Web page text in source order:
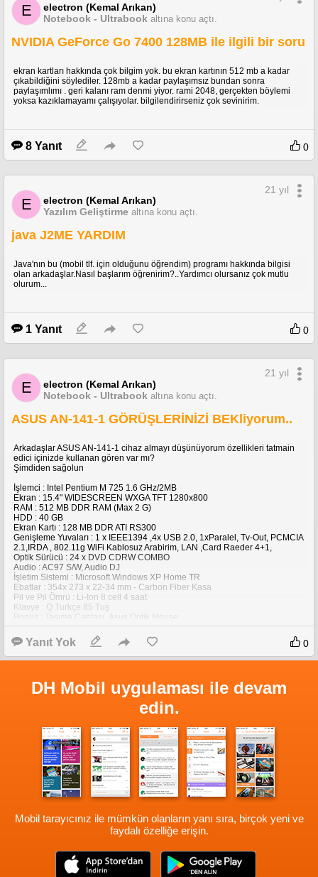
E
electron (Kemal Arıkan)
Notebook - Ultrabook altına konu açtı.
NVIDIA GeForce Go 7400 128MB ile ilgili bir soru
ekran kartları hakkında çok bilgim yok. bu ekran kartının 512 mb a kadar
çıkabildiğini söylediler. 128mb a kadar paylaşımsız bundan sonra
paylaşımlımı . geri kalanı ram denmi yiyor. rami 2048, gerçekten böylemi
yoksa kazıklamayamı çalışıyolar. bilgilendirirseniz çok sevinirim.
8 Yanıt 0
E
electron (Kemal Arıkan)
Yazılım Geliştirme altına konu açtı.
21 yıl
java J2ME YARDIM
Java'nın bu (mobil tlf. için olduğunu öğrendim) programı hakkında bilgisi
olan arkadaşlar.Nasıl başlarım öğrenirim?..Yardımcı olursanız çok mutlu
olurum...
1 Yanıt 0
E
electron (Kemal Arıkan)
Notebook - Ultrabook altına konu açtı.
21 yıl
ASUS AN-141-1 GÖRÜŞLERİNİZİ BEKliyorum..
Arkadaşlar ASUS AN-141-1 cihaz almayı düşünüyorum özellikleri tatmain
edici içinizde kullanan gören var mı?
Şimdiden sağolun
İşlemci : Intel Pentium M 725 1.6 GHz/2MB
Ekran : 15.4" WIDESCREEN WXGA TFT 1280x800
RAM : 512 MB DDR RAM (Max 2 G)
HDD : 40 GB
Ekran Kartı : 128 MB DDR ATI RS300
Genişleme Yuvaları : 1 x IEEE1394 ,4x USB 2.0, 1xParalel, Tv-Out, PCMCIA
2.1,IRDA , 802.11g WiFi Kablosuz Arabirim, LAN ,Card Raeder 4+1,
Optik Sürücü : 24 x DVD CDRW COMBO
Audio : AC97 S/W, Audio DJ
İşletim Sistemi : Microsoft Windows XP Home TR
Ebatlar : 354x 273 x 22-34 mm - Carbon Fiber Kasa
Pil ve Pil Ömrü : Li-Ion 8 cell 4 saat
Klavye : Q Turkçe 85 Tuş
Ağırlık : 2,6 Kg
FYATI: $1229+KDV Ama Çankaya Yıldızda Bir bil. cıdan yaklaşık $50 daha
ucuza alacam.(Teknosel)
Yanıt Yok 0
DH Mobil uygulaması ile devam
edin.
Mobil tarayıcınız ile mümkün olanların yanı sıra, birçok yeni ve
faydalı özelliğe erişin.